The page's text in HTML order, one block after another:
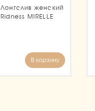
Лонгслив женский
Ridness MIRELLE
В корзину